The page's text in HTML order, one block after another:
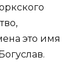
это имя